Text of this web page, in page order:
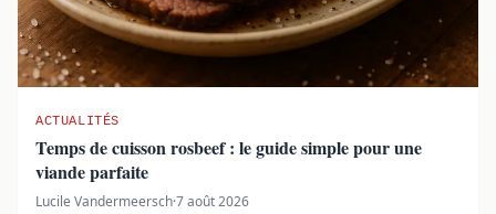
ACTUALITÉS
Temps de cuisson rosbeef : le guide simple pour une
viande parfaite
Lucile Vandermeersch·7 août 2026